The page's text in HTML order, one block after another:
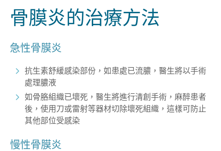
骨膜炎的治療方法
急性骨膜炎
抗生素舒緩感染部份，如患處已流膿，醫生將以手術
處理膿液
如骨胳組織已壞死，醫生將進行清創手術，麻醉患者
後，使用刀或雷射等器材切除壞死組織，這樣可防止
其他部位受感染
慢性骨膜炎